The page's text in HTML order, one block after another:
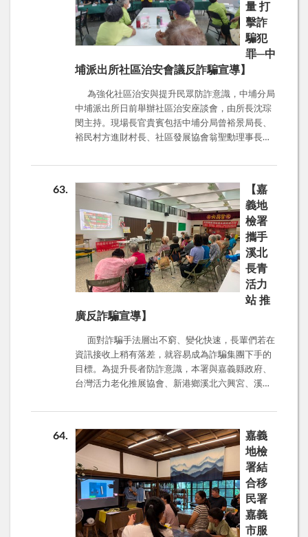
資金，後續再以洗碼量不足、繳保證金、IP異常等
理由拒絕出金，民眾發現帳號遭凍結或網站關閉才
發現遭詐。二、預防策略(一)高獲利必定伴隨高風
險，聽到「保證獲利」、「穩賺不賠」必定是詐
騙，民眾應選擇自己有深入瞭解過的投資標的，不
「LINE」進行投資必為詐騙。(二)「165防騙宣導」
LINE官方帳號及165全民防騙網可查詢詐騙LINE
ID、假投資(博弈)網站及詐騙電話，同時與「165全
民防騙」臉書粉絲專頁每週公布投資詐騙網站，提
會網站(www.sitca.org.tw)查詢合法投資管道。
LINE帳號防護 另外，現代人工作、生活都離不開
通訊軟體，其中又以「LINE」為國人最愛用，不
過，近年來台灣詐騙猖獗，依舊有不少人擔心自己
的個資外洩、帳號被盜用。若是用戶想避免LINE被
盜，建議關閉自動加入好友、關閉允許被加入好
友、允許利用ID加入好友、開啟阻擋訊息、沒有要
使用時關閉允許自其他裝置登入，及妥善保存帳號
密碼等方式，以防護LINE被盜用。
量 打
擊詐
騙犯
罪─中
埔派出所社區治安會議反詐騙宣導】
為強化社區治安與提升民眾防詐意識，中埔分局
中埔派出所日前舉辦社區治安座談會，由所長沈琮
閔主持。現場長官貴賓包括中埔分局曾裕景局長、
裕民村方進財村長、社區發展協會翁聖勳理事長、
組戴志南組長等。 嘉義地檢署結合社區治安會
議，由主任觀護人林宗材前往反詐騙宣導。林主任
提醒詐騙手法日益新，查證確認才安心： ※投資詐
騙方面：提醒投資人，投資沒有捷徑，應循合法管
道，切勿聽信任何來路不明的消息，更不要輕易交
付自身財物或個人資料給他人，才能保護自身財產
安全。 ※假檢警詐騙方面： 1、檢警不會電話聯繫
扣押財產事宜。 2、聽見檢警要求開立銀行帳戶、
開通網銀服務，就是詐騙。 3、接到檢方電話說要
交付保證金，一定是詐騙。 4、接到公家或私人機
關來電，先掛斷，再查證訊息正確性。 5、接到不
簡訊方面：請勿點擊或連結來源不明簡訊所附的網
址，也不要撥打該簡訊內所附的電話號碼。如果真
的對簡訊內容事項有疑問，可直接聯繫發送簡訊的
政府機關或上該機關官網查詢，一方面比較直接，
63
【嘉
義地
檢署
攜手
溪北
長青
活力
站 推
廣反詐騙宣導】
面對詐騙手法層出不窮、變化快速，長輩們若在
資訊接收上稍有落差，就容易成為詐騙集團下手的
目標。為提升長者防詐意識，本署與嘉義縣政府、
台灣活力老化推展協會、新港鄉溪北六興宮、溪北
進會合作，在新港鄉溪北長青活力站舉辦反詐騙宣
導活動。 活動中特別提醒長輩們： 提款機無法
辦理分期付款，接到聲稱要操作ATM繳稅或解除分
期的來電，都是詐騙。有人叫你「不要跟別人
說」，說是偵查不公開或內線投資機密，那往往是
騙人的手法。 投資詐騙最常見的，就是「高獲
利、低風險、穩賺不賠」的話術，甚至冒用名人照
片、假造銀行或證券公司網頁，讓人誤信不疑。記
得：真正的投資不會保證獲利，更不可能短期翻
64
嘉義
地檢
署結
合移
民署
嘉義
市服